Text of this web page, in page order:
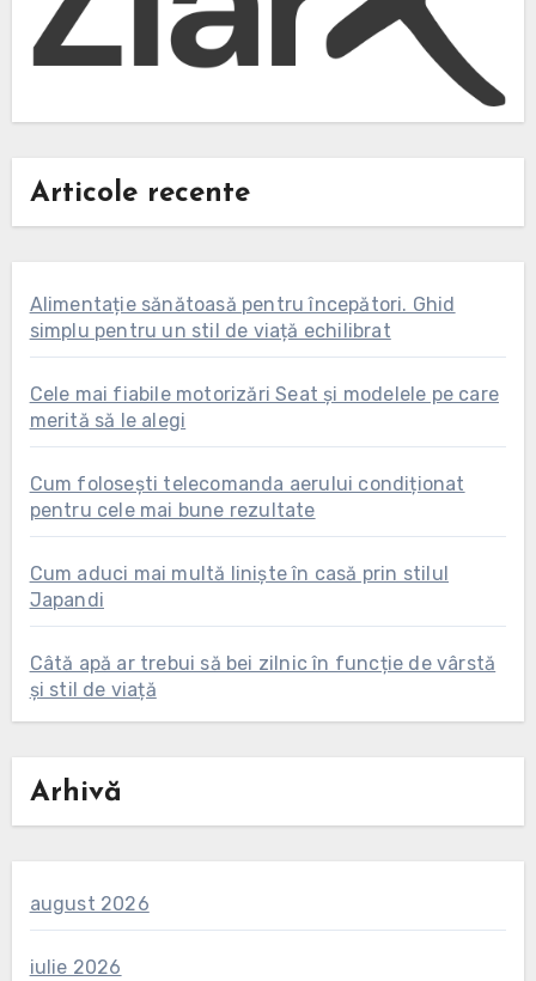
Articole recente
Alimentație sănătoasă pentru începători. Ghid
simplu pentru un stil de viață echilibrat
Cele mai fiabile motorizări Seat și modelele pe care
merită să le alegi
Cum folosești telecomanda aerului condiționat
pentru cele mai bune rezultate
Cum aduci mai multă liniște în casă prin stilul
Japandi
Câtă apă ar trebui să bei zilnic în funcție de vârstă
și stil de viață
Arhivă
august 2026
iulie 2026